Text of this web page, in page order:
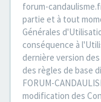
forum-
partie et à tout
Générales
conséquence à
dernière version
des règles de base
FORUM-
modification des